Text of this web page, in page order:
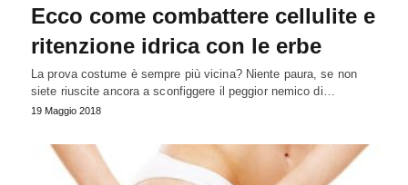
Ecco come combattere cellulite e
ritenzione idrica con le erbe
La prova costume è sempre più vicina? Niente paura, se non
siete riuscite ancora a sconfiggere il peggior nemico di…
19 Maggio 2018